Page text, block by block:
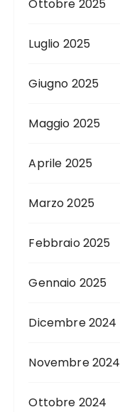
Ottobre 2025
Luglio 2025
Giugno 2025
Maggio 2025
Aprile 2025
Marzo 2025
Febbraio 2025
Gennaio 2025
Dicembre 2024
Novembre 2024
Ottobre 2024